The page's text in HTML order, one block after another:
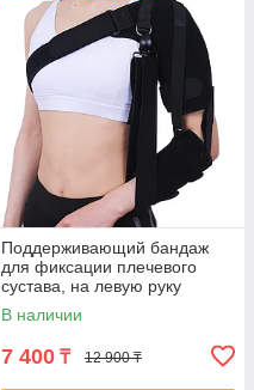
Поддерживающий бандаж
для фиксации плечевого
сустава, на левую руку
(4817)
В наличии
7 400 ₸ 12 900 ₸